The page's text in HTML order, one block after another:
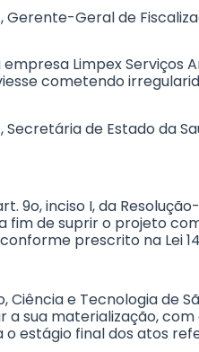
Gerente-Geral de
Limpex
cometendo
Secretária de Estado
9o, inciso I, da
de suprir o projeto
prescrito na Lei
Ciência e Tecnologia
sua materialização,
estágio final dos atos